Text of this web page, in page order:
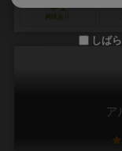
1
興味あり
ア
しば